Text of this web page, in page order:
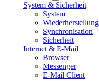
System & Sicherheit
System
Wiederherstellung
Synchronisation
Sicherheit
Internet & E-Mail
Browser
Messenger
E-Mail Client